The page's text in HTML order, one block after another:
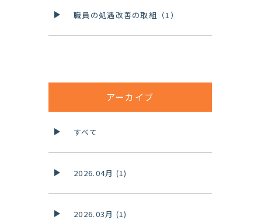
職員の処遇改善の取組（1）
アーカイブ
すべて
2026.04月 (1)
2026.03月 (1)